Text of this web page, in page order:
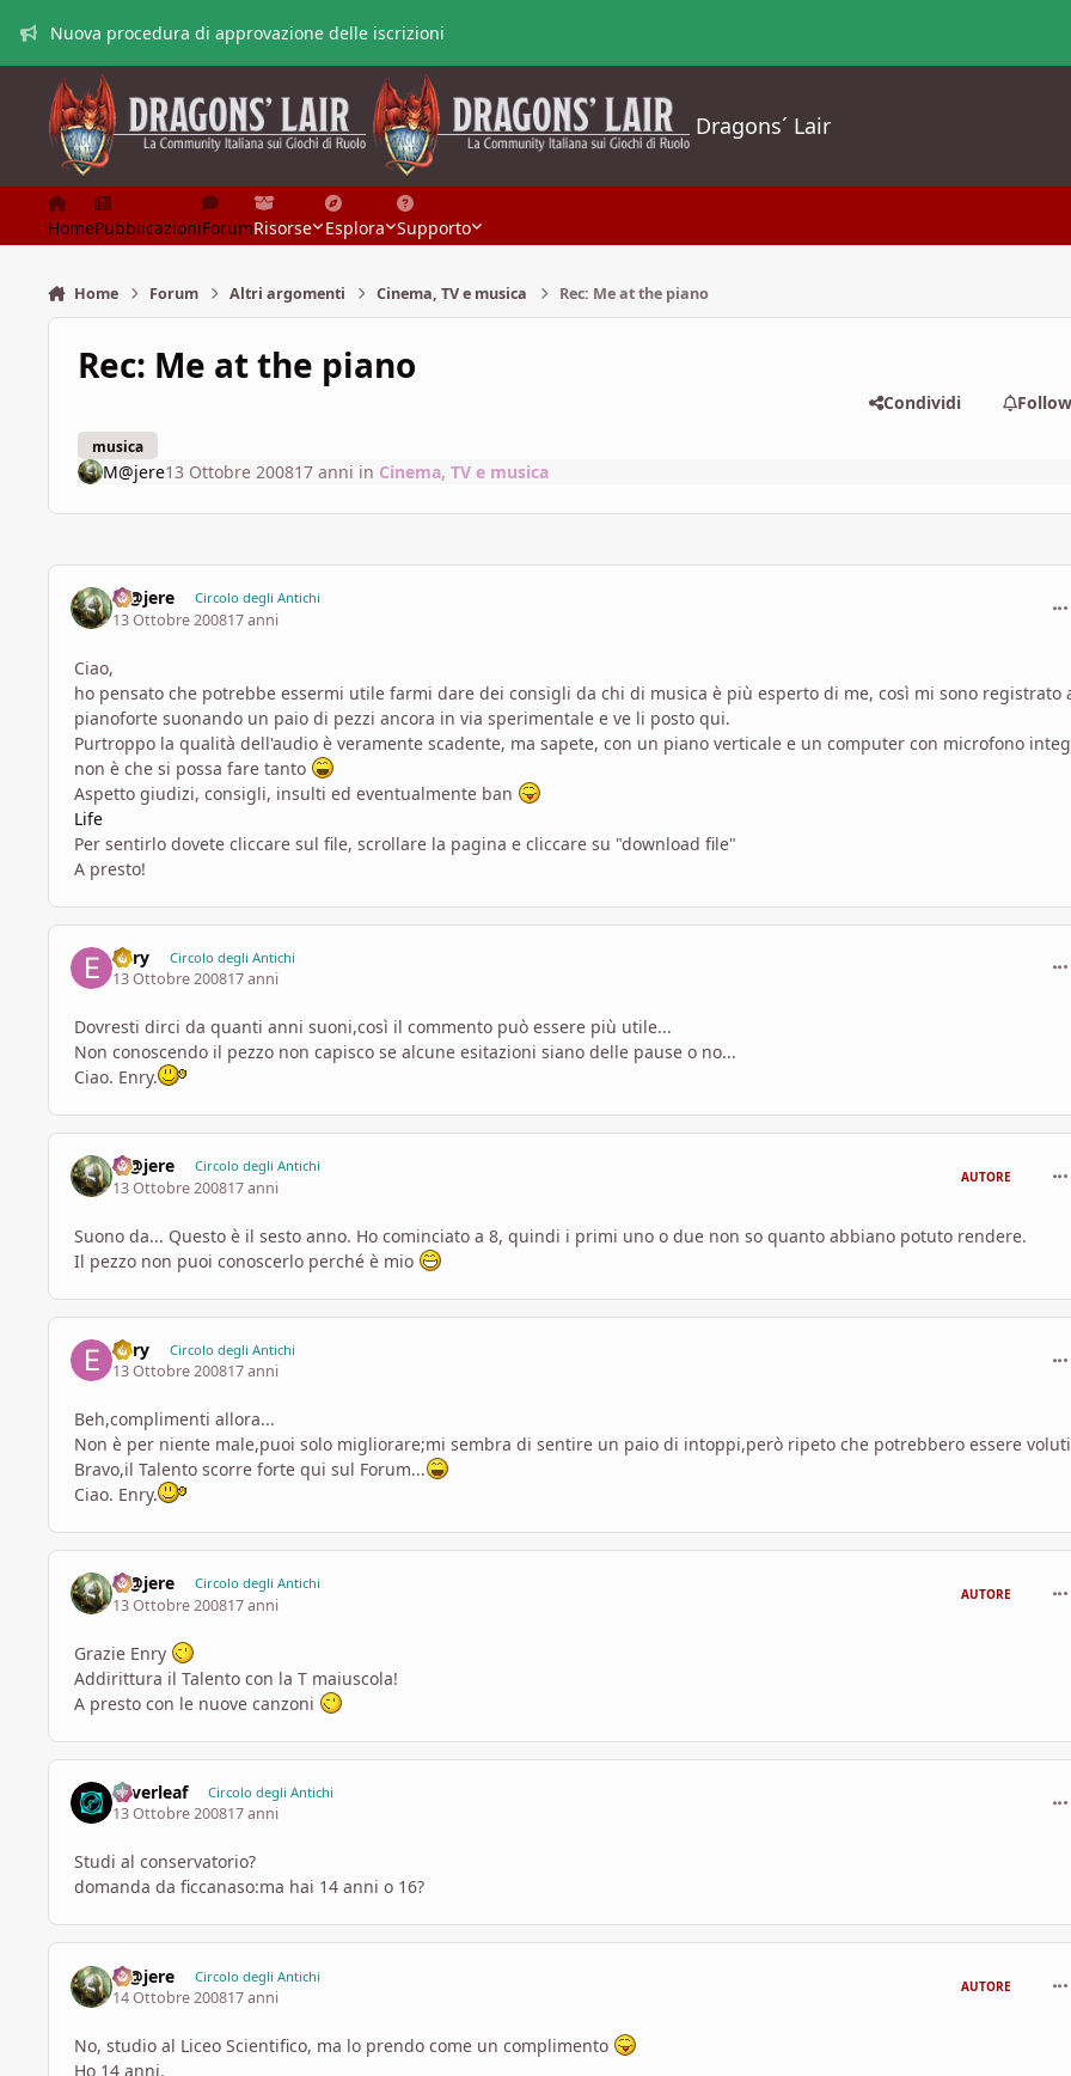
Nuova procedura di approvazione delle iscrizioni
Dragons´ Lair
HomePubblicazioniForumRisorse Esplora Supporto
Home Forum Altri argomenti Cinema, TV e musica Rec: Me at the piano
Rec: Me at the piano
musica
Condividi
M@jere13 Ottobre 200817 anni in Cinema, TV e musica
M@jere Circolo degli Antichi
13 Ottobre 200817 anni
Ciao,
ho pensato che potrebbe essermi utile farmi dare dei consigli da chi di musica è più esperto di me, così mi sono registrato
pianoforte suonando un paio di pezzi ancora in via sperimentale e ve li posto qui.
Purtroppo la qualità dell'audio è veramente scadente, ma sapete, con un piano verticale e un computer con microfono
non è che si possa fare tanto
Aspetto giudizi, consigli, insulti ed eventualmente ban
Life
Per sentirlo dovete cliccare sul file, scrollare la pagina e cliccare su "download file"
A presto!
Enry Circolo degli Antichi
13 Ottobre 200817 anni
Dovresti dirci da quanti anni suoni,così il commento può essere più utile...
Non conoscendo il pezzo non capisco se alcune esitazioni siano delle pause o no...
Ciao. Enry.
M@jere Circolo degli Antichi
13 Ottobre 200817 anni
AUTORE
Suono da... Questo è il sesto anno. Ho cominciato a 8, quindi i primi uno o due non so quanto abbiano potuto rendere.
Il pezzo non puoi conoscerlo perché è mio
Enry Circolo degli Antichi
13 Ottobre 200817 anni
Beh,complimenti allora...
Non è per niente male,puoi solo migliorare;mi sembra di sentire un paio di intoppi,però ripeto che potrebbero essere
Bravo,il Talento scorre forte qui sul Forum...
Ciao. Enry.
M@jere Circolo degli Antichi
13 Ottobre 200817 anni
AUTORE
Grazie Enry
Addirittura il Talento con la T maiuscola!
A presto con le nuove canzoni
Silverleaf Circolo degli Antichi
13 Ottobre 200817 anni
Studi al conservatorio?
domanda da ficcanaso:ma hai 14 anni o 16?
M@jere Circolo degli Antichi
14 Ottobre 200817 anni
AUTORE
No, studio al Liceo Scientifico, ma lo prendo come un complimento
Ho 14 anni.